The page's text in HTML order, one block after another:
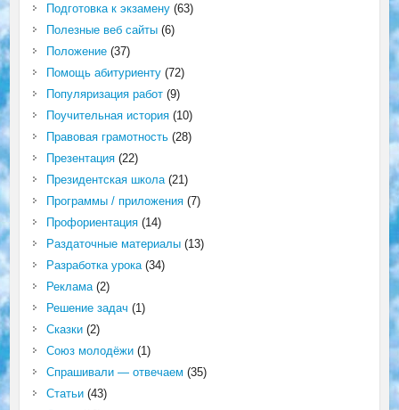
Подготовка к экзамену(63)
Полезные веб сайты(6)
Положение(37)
Помощь абитуриенту(72)
Популяризация работ(9)
Поучительная история(10)
Правовая грамотность(28)
Презентация(22)
Президентская школа(21)
Программы / приложения(7)
Профориентация(14)
Раздаточные материалы(13)
Разработка урока(34)
Реклама(2)
Решение задач (1)
Сказки(2)
Союз молодёжи(1)
Спрашивали — отвечаем (35)
Статьи(43)